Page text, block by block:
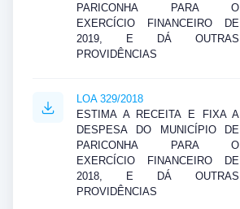
PARICONHA PARA O
EXERCÍCIO FINANCEIRO DE
2019, E DÁ OUTRAS
PROVIDÊNCIAS
LOA 329/2018
ESTIMA A RECEITA E FIXA A
DESPESA DO MUNICÍPIO DE
PARICONHA PARA O
EXERCÍCIO FINANCEIRO DE
2018, E DÁ OUTRAS
PROVIDÊNCIAS